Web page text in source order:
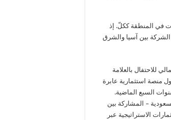
في المنطقة ككلّ. إذ
الشركة بين آسيا والشرق
للاحتفال بالعلامة
منصة استثمارية عابرة
السبع الماضية.
– المشاركة بين
الاستراتيجية عبر